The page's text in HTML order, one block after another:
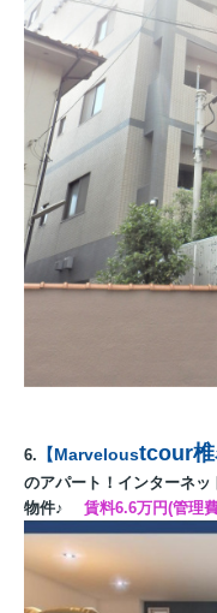
6. 【Marveloustcour
のアパート！インターネ
物件♪ 賃料6.6万円(管理費